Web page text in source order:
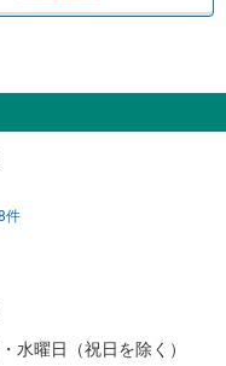
件
水曜日（祝日を除く）